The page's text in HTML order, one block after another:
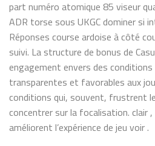
part numéro atomique 85 viseur
ADR torse sous UKGC dominer si
Réponses course ardoise à côté
suivi. La structure de bonus de
engagement envers des
transparentes et favorables aux
conditions qui, souvent, frustrent
concentrer sur la focalisation. clair
améliorent l’expérience de jeu voir .